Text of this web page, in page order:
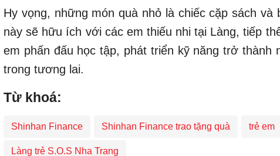
Hy vọng, những món quà nhỏ là chiếc cặp sách và
này sẽ hữu ích với các em thiếu nhi tại Làng, tiếp
em phấn đấu học tập, phát triển kỹ năng trở thành
trong tương lai.​
Từ khoá:
Shinhan Finance Shinhan Finance trao tặng quà trẻ em
Làng trẻ S.O.S Nha Trang